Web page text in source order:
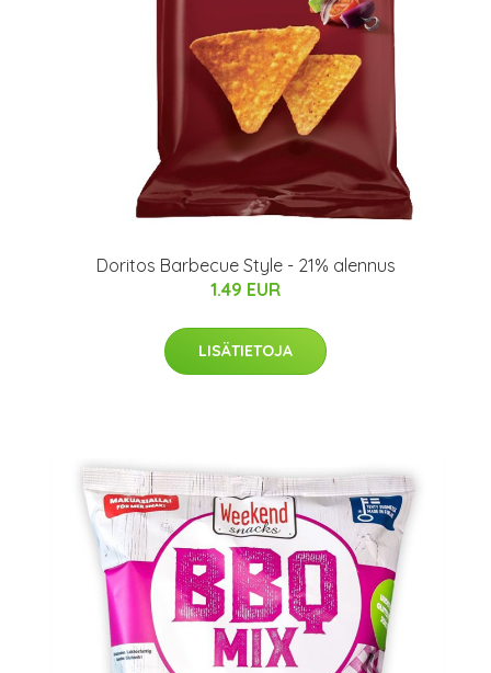
Doritos Barbecue Style - 21% alennus
1.49 EUR
LISÄTIETOJA